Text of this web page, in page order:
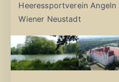
Heeressportverein Angeln
Wiener Neustadt